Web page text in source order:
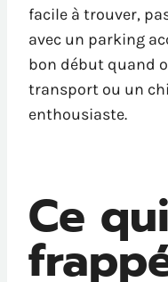
facile à trouver,
avec un parking
bon début quand
transport ou un
enthousiaste.
Ce